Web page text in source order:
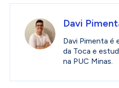
Davi
Davi Pimenta é
da Toca e
na PUC Minas.